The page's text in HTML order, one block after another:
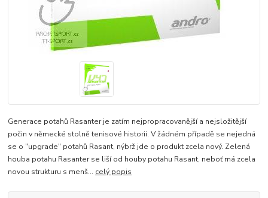
Generace potahů Rasanter je zatím nejpropracovanější a nejsložitější
počin v německé stolně tenisové historii. V žádném případě se nejedná
se o "upgrade" potahů Rasant, nýbrž jde o produkt zcela nový. Zelená
houba potahu Rasanter se liší od houby potahu Rasant, neboť má zcela
novou strukturu s menš... celý popis